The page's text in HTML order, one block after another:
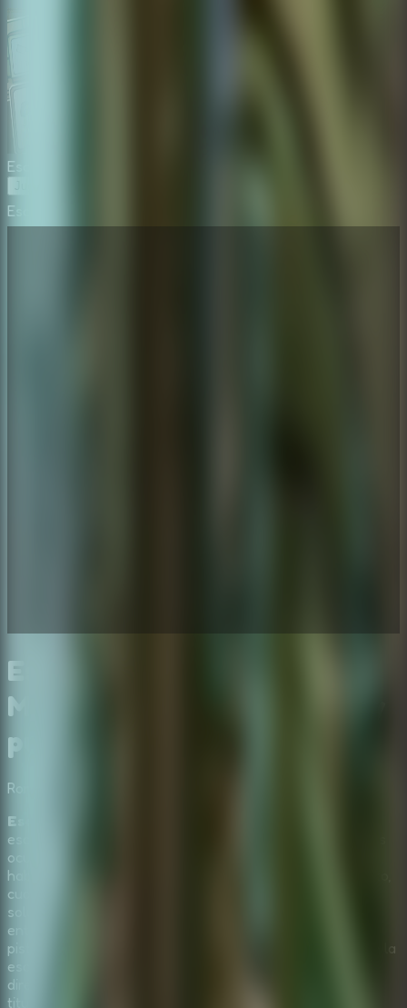
Escape Room: Secret of Memories
Escape Room: Secret of Memories
Escape Room: Secret of
Memories online - misterio y
puzzles
Rompecabezas
Escape Room: Secret of Memories
escape online gratis centrado en la observacion, las pistas
ocultas y un misterio ligado al pasado. Entras en una
habitacion cerrada y atmosferica donde cada cajon, objeto,
cuadro y pequeno detalle puede apuntar a la siguiente
solucion. La clave no es hacer clic al azar, sino leer el
entorno como detective: recoger objetos utiles, conectar
pistas visuales y desbloquear los secretos escondidos en la
escena. Con graficos cuidados, sonido inmersivo y juego
directo en navegador desde computadora o movil, este
titulo encaja de forma natural en la coleccion de